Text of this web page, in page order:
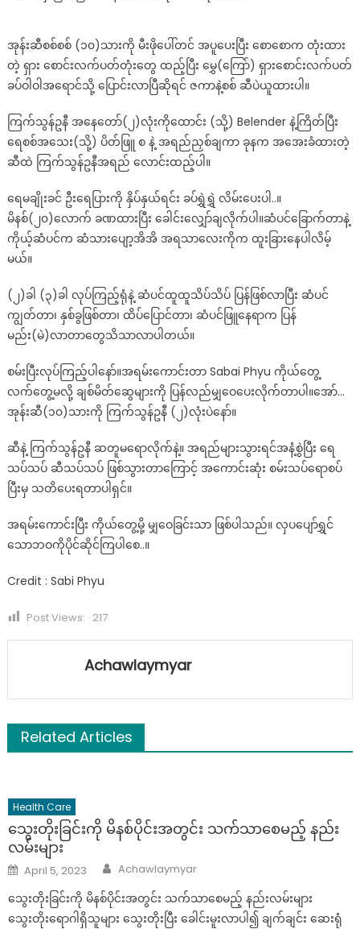
ဆံပင်
ဖြူ
ပြန်
ကောင်း
နည်း
ပါ
အုန်းဆီစစ်စစ် (၁၀)သားကို မီးဖိုပေါ်တင် အပူပေးပြီး စောစောက တုံးထား
တဲ့ ရှား စောင်းလက်ပတ်တုံးတွေ ထည့်ပြီး မွှေ(ကြော်) ရှားစောင်းလက်ပတ်
ခပ်ဝါဝါအရောင်သို့ ပြောင်းလာပြီဆိုရင် ဇကာနဲ့စစ် ဆီပဲယူထားပါ။
ကြက်သွန်ဥနီ အနေတော်(၂)လုံးကိုထောင်း (သို့) Belender နဲ့ကြိတ်ပြီး
ရေစစ်အသေး(သို့) ပိတ်ဖြူ စ နဲ့ အရည်ညှစ်ချကာ ခုနက အအေးခံထားတဲ့
ဆီထဲ ကြက်သွန်ဥနီအရည် လောင်းထည့်ပါ။
ရေမချိုးခင် ဦးရေပြားကို နှိပ်နှယ်ရင်း ခပ်ရွှဲရွှဲ လိမ်းပေးပါ..။
မိနစ်(၂၀)လောက် ခဏထားပြီး ခေါင်းလျှော်ချလိုက်ပါ။ဆံပင်ခြောက်တာနဲ့
ကိုယ့်ဆံပင်က ဆံသားပျော့အိအိ အရသာလေးကိုက ထူးခြားနေပါလိမ့်
မယ်။
(၂)ခါ (၃)ခါ လုပ်ကြည့်ရုံနဲ့ ဆံပင်ထူထူသိပ်သိပ် ပြန်ဖြစ်လာပြီး ဆံပင်
ကျွတ်တာ၊ နှစ်ခွဖြစ်တာ၊ ထိပ်ပြောင်တာ၊ ဆံပင်ဖြူနေရာက ပြန်
မည်း(မဲ)လာတာတွေသိသာလာပါတယ်။
စမ်းပြီးလုပ်ကြည့်ပါနော်။အရမ်းကောင်းတာ Sabai Phyu ကိုယ်တွေ့
လက်တွေ့မလို့ ချစ်မိတ်ဆွေများကို ပြန်လည်မျှဝေပေးလိုက်တာပါ။အော်…
အုန်းဆီ(၁၀)သားကို ကြက်သွန်ဥနီ (၂)လုံးပဲနော်။
ဆီနဲ့ ကြက်သွန်ဥနီ ဆတူမရောလိုက်နဲ့။ အရည်များသွားရင်အနံ့စွဲပြီး ရေ
သပ်သပ် ဆီသပ်သပ် ဖြစ်သွားတာကြောင့် အကောင်းဆုံး စမ်းသပ်ရောစပ်
ပြီးမှ သတိပေးရတာပါရှင်။
အရမ်းကောင်းပြီး ကိုယ်တွေ့မို့ မျှဝေခြင်းသာ ဖြစ်ပါသည်။ လှပပျော်ရွှင်
သောဘဝကိုပိုင်ဆိုင်ကြပါစေ..။
Credit : Sabi Phyu
Post Views: 217
Achawlaymyar
Related Articles
Health Care
သွေးတိုးခြင်းကို မိနစ်ပိုင်းအတွင်း သက်သာစေမည့် နည်း
လမ်းများ
Posted
on
April 5, 2023 Author
Achawlaymyar
သွေးတိုးခြင်းကို မိနစ်ပိုင်းအတွင်း သက်သာစေမည့် နည်းလမ်းများ
သွေးတိုးရောဂါရှိသူများ သွေးတိုးပြီး ခေါင်းမူးလာပါ၍ ချက်ချင်း ဆေးရုံ